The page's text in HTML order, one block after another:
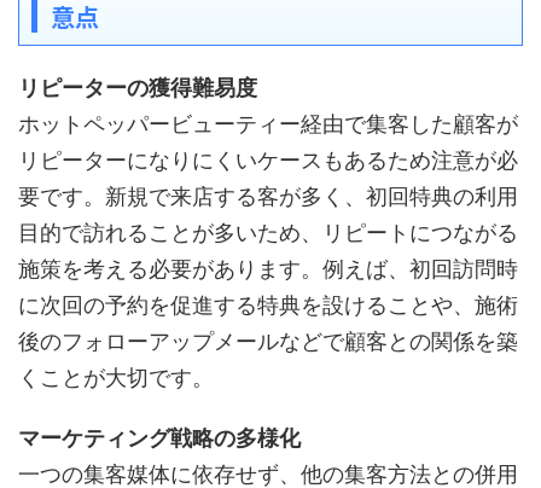
意点
リピーターの獲得難易度
ホットペッパービューティー経由で集客した顧客が
リピーターになりにくいケースもあるため注意が必
要です。新規で来店する客が多く、初回特典の利用
目的で訪れることが多いため、リピートにつながる
施策を考える必要があります。例えば、初回訪問時
に次回の予約を促進する特典を設けることや、施術
後のフォローアップメールなどで顧客との関係を築
くことが大切です。
マーケティング戦略の多様化
一つの集客媒体に依存せず、他の集客方法との併用